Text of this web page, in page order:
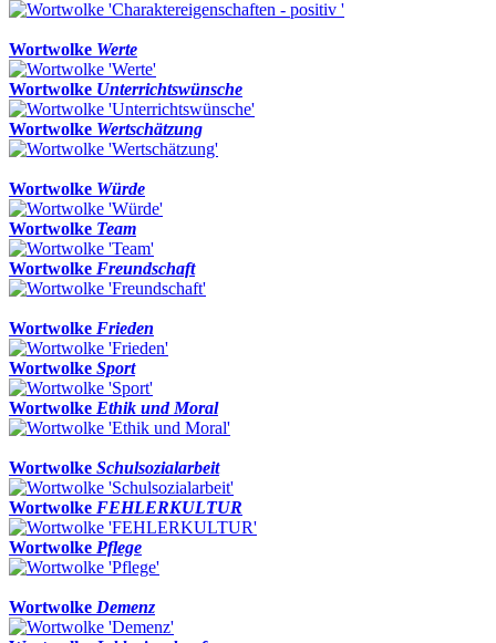
Wortwolke Werte
Wortwolke Unterrichtswünsche
Wortwolke Wertschätzung
Wortwolke Würde
Wortwolke Team
Wortwolke Freundschaft
Wortwolke Frieden
Wortwolke Sport
Wortwolke Ethik und Moral
Wortwolke Schulsozialarbeit
Wortwolke FEHLERKULTUR
Wortwolke Pflege
Wortwolke Demenz